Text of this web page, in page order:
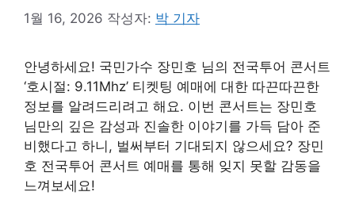
1월 16, 2026 작성자: 박 기자
안녕하세요! 국민가수 장민호 님의 전국투어 콘서트
‘호시절: 9.11Mhz’ 티켓팅 예매에 대한 따끈따끈한
정보를 알려드리려고 해요. 이번 콘서트는 장민호
님만의 깊은 감성과 진솔한 이야기를 가득 담아 준
비했다고 하니, 벌써부터 기대되지 않으세요? 장민
호 전국투어 콘서트 예매를 통해 잊지 못할 감동을
느껴보세요!